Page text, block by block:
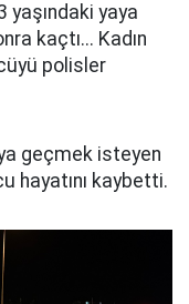
yaya
kaçtı... Kadın
polisler
geçmek isteyen
hayatını kaybetti.